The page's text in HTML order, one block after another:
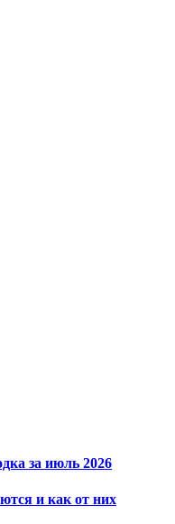
за июль 2026
и как от них